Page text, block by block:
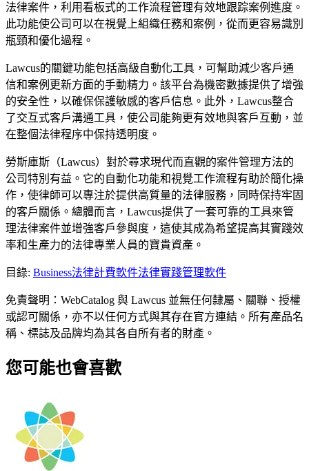
法律案件，利用看板式的工作流程管理有效地跟踪案例進度。
此功能使公司可以在視覺上組織任務和案例，從而更容易識別
瓶頸和優化過程。
Lawcus的關鍵功能包括高級自動化工具，可幫助減少客戶通
信和案例更新方面的手動精力。該平台為機密數據提供了增強
的安全性，以確保保護敏感的客戶信息。此外，Lawcus整合
了交互式客戶溝通工具，使公司能夠更有效地與客戶互動，並
在整個法律程序中保持透明度。
勞斯庫斯（Lawcus）對於尋求現代而直觀的案件管理方法的
公司特別有益。它的自動化功能和視覺工作流程有助於簡化操
作，使律師可以專注於提供高質量的法律服務，同時保持牢固
的客戶關係。總體而言，Lawcus提供了一套可靠的工具來管
理法律案件並增強客戶參與度，這使其成為希望提高其實踐效
率和生產力的法律專業人員的寶貴資產。
目錄: Business法律計費軟件法律實踐管理軟件
免責聲明：WebCatalog 與 Lawcus 並無任何隸屬、關聯、授權
或認可關係，亦不以任何方式與其存在官方連結。所有產品名
稱、標誌及品牌均為其各自所有者的財產。
您可能也會喜歡